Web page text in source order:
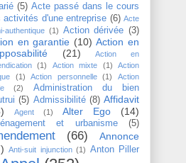
(5) Acte passé dans le cours
activités d'une entreprise (6) Acte
authentique (1) Action dérivée (3)
en garantie (10) Action en
(21)
Action en
(1) Action mixte (1)
Action
(1) Action personnelle (1)
Action
(2)
Administration du bien
(5) Admissibilité (8) Affidavit
Agent (1) Alter Ego (14)
et urbanisme (5)
(66)
Annonce
Anti-suit injunction (1) Anton Piller